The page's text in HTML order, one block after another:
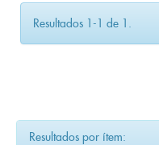
Resultados 1-1 de 1.
Resultados por ítem: